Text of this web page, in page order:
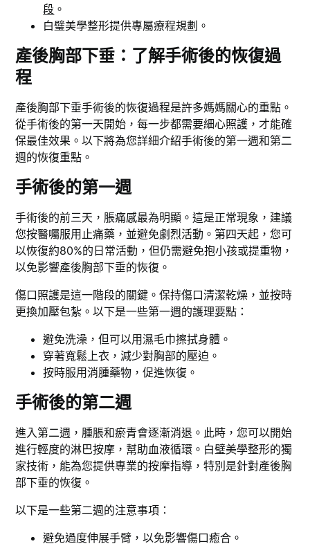
段 。
白璧美學整形提供專屬療程規劃。
產後胸部下垂：了解手術後的恢復過
程
產後胸部下垂手術後的恢復過程是許多媽媽關心的重點。
從手術後的第一天開始，每一步都需要細心照護，才能確
保最佳效果。以下將為您詳細介紹手術後的第一週和第二
週的恢復重點。
手術後的第一週
手術後的前三天，脹痛感最為明顯。這是正常現象，建議
您按醫囑服用止痛藥，並避免劇烈活動。第四天起，您可
以恢復約80%的日常活動，但仍需避免抱小孩或提重物，
以免影響產後胸部下垂的恢復。
傷口照護是這一階段的關鍵。保持傷口清潔乾燥，並按時
更換加壓包紮。以下是一些第一週的護理要點：
避免洗澡，但可以用濕毛巾擦拭身體。
穿著寬鬆上衣，減少對胸部的壓迫。
按時服用消腫藥物，促進恢復。
手術後的第二週
進入第二週，腫脹和瘀青會逐漸消退。此時，您可以開始
進行輕度的淋巴按摩，幫助血液循環。白璧美學整形的獨
家技術，能為您提供專業的按摩指導，特別是針對產後胸
部下垂的恢復。
以下是一些第二週的注意事項：
避免過度伸展手臂，以免影響傷口癒合。